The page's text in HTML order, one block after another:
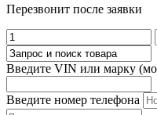
Перезвонит после заявки
Введите VIN или марку
Введите номер телефона